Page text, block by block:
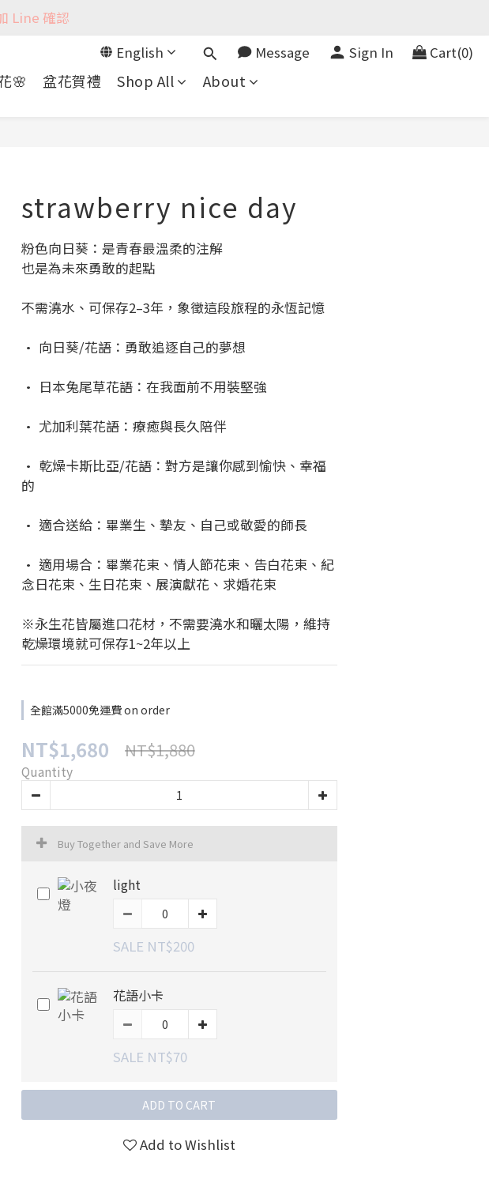
Line 確認
English
Message Sign In Cart(0)
🌸 盆花賀禮 Shop All About
strawberry nice day
粉色向日葵：是青春最溫柔的注解
也是為未來勇敢的起點
不需澆水、可保存2–3年，象徵這段旅程的永恆記憶
• 向日葵/花語：勇敢追逐自己的夢想
• 日本兔尾草花語：在我面前不用裝堅強
• 尤加利葉花語：療癒與長久陪伴
• 乾燥卡斯比亞/花語：對方是讓你感到愉快、幸福
的
• 適合送給：畢業生、摯友、自己或敬愛的師長
• 適用場合：畢業花束、情人節花束、告白花束、紀
念日花束、生日花束、展演獻花、求婚花束
※永生花皆屬進口花材，不需要澆水和曬太陽，維持
乾燥環境就可保存1~2年以上
全館滿5000免運費 on order
NT$1,680 NT$1,880
Quantity
Buy Together and Save More
light
SALE NT$200
花語小卡
SALE NT$70
ADD TO CART
Add to Wishlist